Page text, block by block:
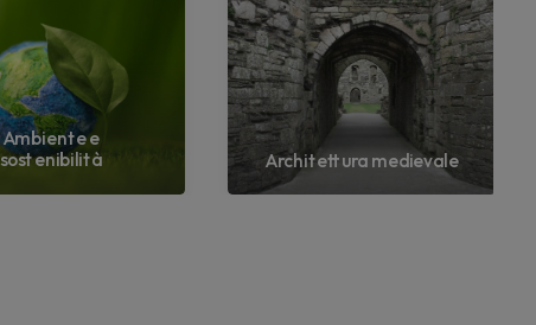
Ambiente e
sostenibilità
Architettura medievale